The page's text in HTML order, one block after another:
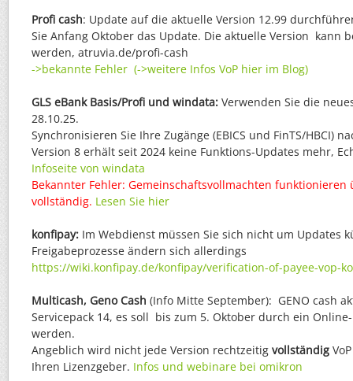
Profi cash: Update auf die aktuelle Version 12.99
Sie Anfang Oktober das Update. Die aktuelle Version kann
werden, atruvia.de/profi-cash
->bekannte Fehler (->weitere Infos VoP hier im Blog)
GLS eBank Basis/Profi und windata: Verwenden Sie die
28.10.25.
Synchronisieren Sie Ihre Zugänge (EBICS und FinTS/HBCI)
Version 8 erhält seit 2024 keine Funktions-Updates mehr,
Infoseite von windata
Bekannter Fehler: Gemeinschaftsvollmachten funktionieren
vollständig. Lesen Sie hier
konfipay: Im Webdienst müssen Sie sich nicht um Updates
Freigabeprozesse ändern sich allerdings
https://wiki.konfipay.de/konfipay/verification-of-payee-vop-
Multicash, Geno Cash (Info Mitte September): GENO cash
Servicepack 14, es soll bis zum 5. Oktober durch ein
werden.
Angeblich wird nicht jede Version rechtzeitig vollständig
Ihren Lizenzgeber. Infos und webinare bei omikron